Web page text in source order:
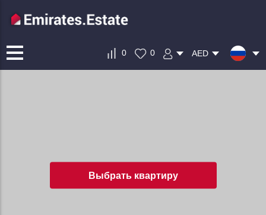
0 0 AED
Выбрать квартиру